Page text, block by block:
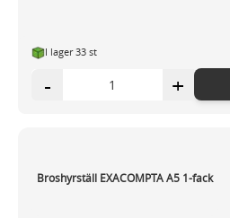
I lager 33 st
- +
Broshyrställ EXACOMPTA A5 1-fack